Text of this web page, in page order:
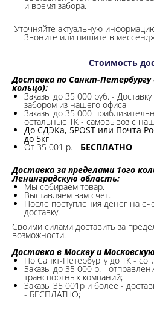
и время забора.
Уточняйте актуальную
Звоните или пишите в
Стоимость
Доставка по Санкт-Петербургу
кольцо):
Заказы до 35 000 руб. -
забором из нашего офиса
Заказы до 35 000
остальные ТК - самовывоз с
До СДЭКа, 5POST или Почта
до 5кг
От 35 001 р. - БЕСПЛАТНО
Доставка за пределами 1ого
Ленинградскую область:
Мы собираем товар.
Выставляем вам счет.
После поступления денег на
доставку.
Своими силами доставить за
возможности.​
Доставка в Москву и
По Санкт-Петербургу до ТК -
Заказы до 35 000 р. -
транспортных компаний;
Заказы 35 001р и более -
- БЕСПЛАТНО;